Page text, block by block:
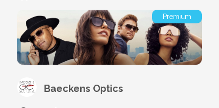
Premium
Baeckens Optics